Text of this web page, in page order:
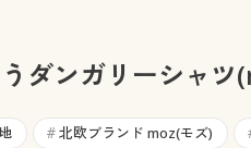
ニア・ティーンズ下着大きいサイズ レデ
大きいサイズ メン
ダンガリーシャツ
# 北欧ブランド moz(モズ)